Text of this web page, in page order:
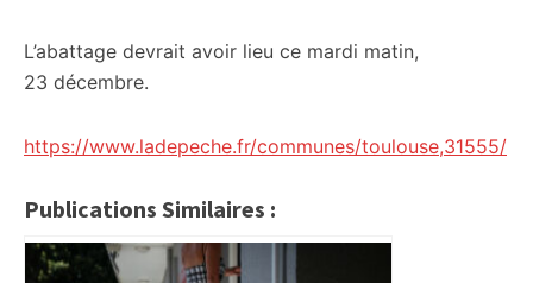
L’abattage devrait avoir lieu ce mardi matin,
23 décembre.
https://www.ladepeche.fr/communes/toulouse,31555/
Publications Similaires :